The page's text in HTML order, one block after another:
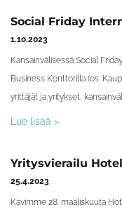
Social Friday
1.10.2023
Kansainvälisessä Social
Business Konttorilla (os.
yrittäjät ja yritykset,
Lue lisää >
Yritysvierailu
25.4.2023
Kävimme 28. maaliskuuta